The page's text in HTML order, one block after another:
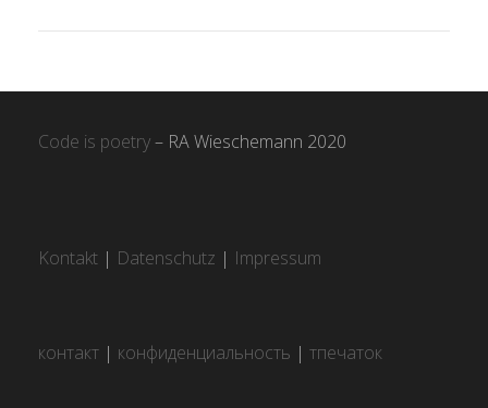
Code is poetry– RA Wieschemann 2020
Kontakt | Datenschutz | Impressum
контакт | конфиденциальность | тпечаток